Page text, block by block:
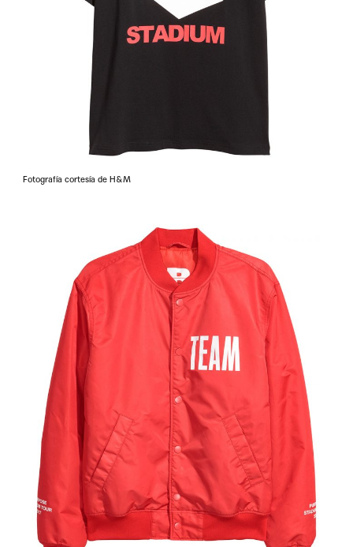
Fotografía cortesía de H&M